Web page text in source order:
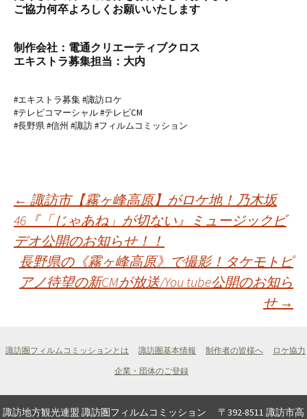
ご協力何卒よろしくお願いいたします
制作会社：電通クリエーティブクロス
エキストラ募集担当：大内
#エキストラ募集 #諏訪ロケ
#テレビコマーシャル #テレビCM
#長野県 #信州 #諏訪 #フィルムコミッション
投
稿
ナ
ビ
← 諏訪市【霧ヶ峰高原】がロケ地！乃木坂
46『「じゃあね」が切ない』ミュージックビ
デオ公開のお知らせ！！
長野県の《霧ヶ峰高原》で撮影！タケモトピ
アノ待望の新CMが放送/You tube公開のお知ら
せ →
諏訪圏フィルムコミッションとは 諏訪圏基本情報 制作者の皆様へ
ロケ協力
企業・団体のご登録
諏訪地方観光連盟 諏訪圏フィルムコミッション 〒392-8511 諏訪市高